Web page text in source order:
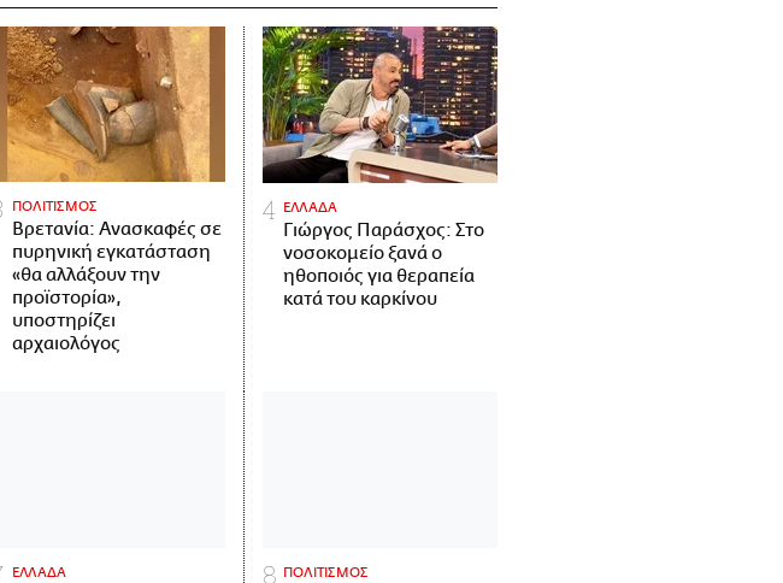
ΠΟΛΙΤΙΣΜΟΣ
Βρετανία: Ανασκαφές σε
πυρηνική εγκατάσταση
«θα αλλάξουν την
προϊστορία»,
υποστηρίζει
αρχαιολόγος
ΕΛΛΑΔΑ
Γιώργος Παράσχος: Στο
νοσοκομείο ξανά ο
ηθοποιός για θεραπεία
κατά του καρκίνου
ΕΛΛΑΔΑ ΠΟΛΙΤΙΣΜΟΣ